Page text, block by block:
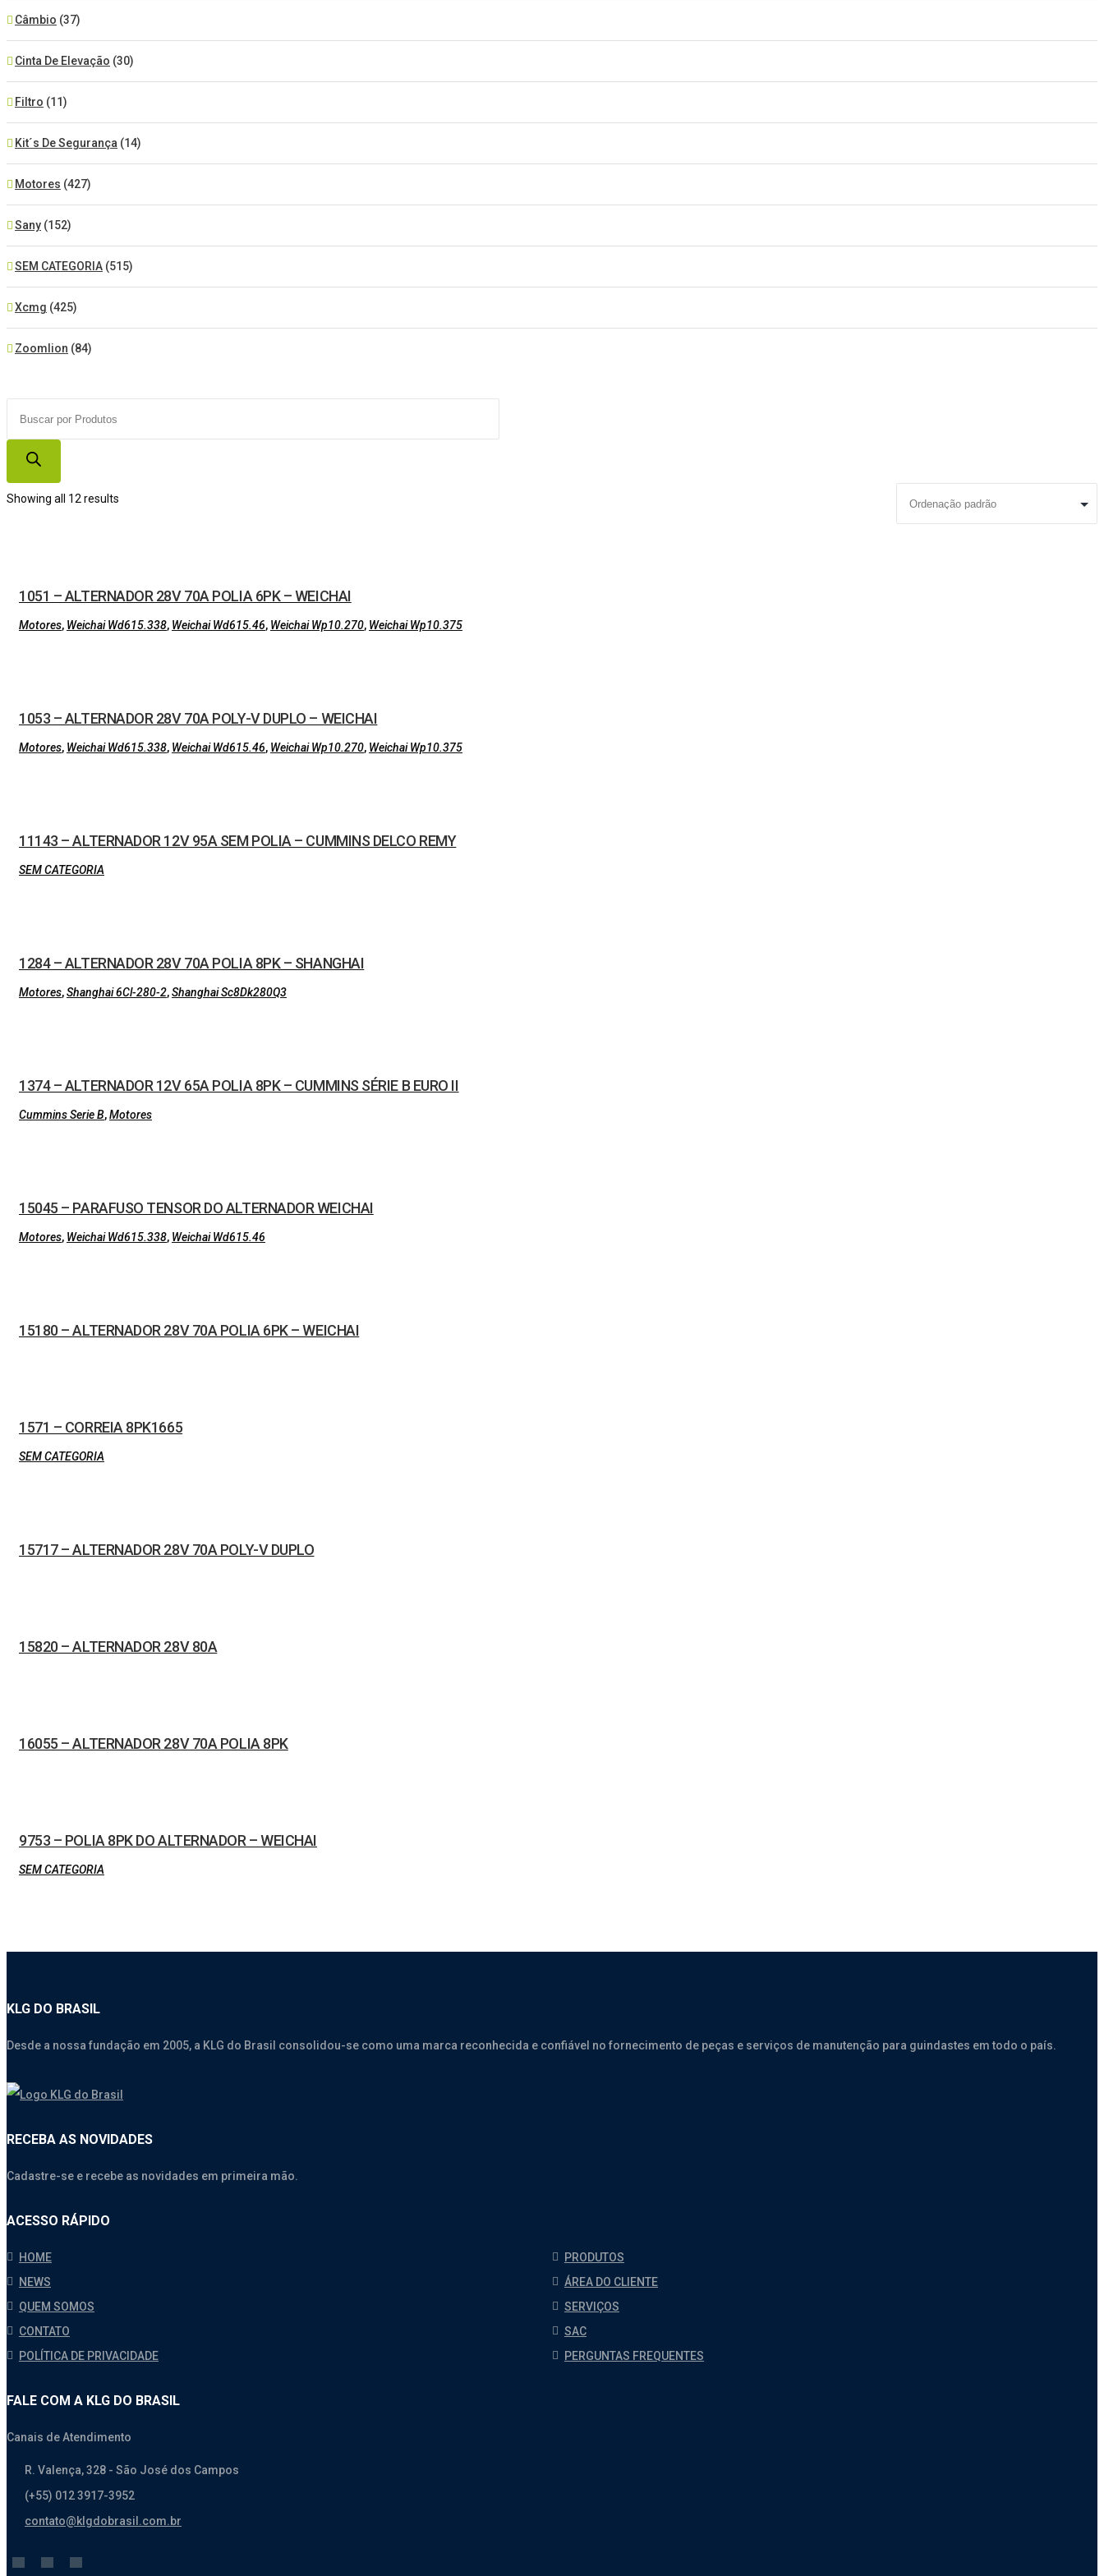
Câmbio (37)
Cinta De Elevação (30)
Filtro (11)
Kit´s De Segurança (14)
Motores (427)
Sany (152)
SEM CATEGORIA (515)
Xcmg (425)
Zoomlion (84)
Showing all 12 results
1051 – ALTERNADOR 28V 70A POLIA 6PK – WEICHAI
Motores, Weichai Wd615.338, Weichai Wd615.46, Weichai Wp10.270, Weichai Wp10.375
1053 – ALTERNADOR 28V 70A POLY-V DUPLO – WEICHAI
Motores, Weichai Wd615.338, Weichai Wd615.46, Weichai Wp10.270, Weichai Wp10.375
11143 – ALTERNADOR 12V 95A SEM POLIA – CUMMINS DELCO REMY
SEM CATEGORIA
1284 – ALTERNADOR 28V 70A POLIA 8PK – SHANGHAI
Motores,Shanghai 6Cl-280-2,Shanghai Sc8Dk280Q3
1374 – ALTERNADOR 12V 65A POLIA 8PK – CUMMINS SÉRIE B EURO II
Cummins Serie B,Motores
15045 – PARAFUSO TENSOR DO ALTERNADOR WEICHAI
Motores, Weichai Wd615.338, Weichai Wd615.46
15180 – ALTERNADOR 28V 70A POLIA 6PK – WEICHAI
1571 – CORREIA 8PK1665
SEM CATEGORIA
15717 – ALTERNADOR 28V 70A POLY-V DUPLO
15820 – ALTERNADOR 28V 80A
16055 – ALTERNADOR 28V 70A POLIA 8PK
9753 – POLIA 8PK DO ALTERNADOR – WEICHAI
SEM CATEGORIA
KLG DO BRASIL
Desde a nossa fundação em 2005, a KLG do Brasil consolidou-se como uma marca reconhecida e confiável no fornecimento de peças e serviços de manutenção para guindastes em todo o país.
RECEBA AS NOVIDADES
Cadastre-se e recebe as novidades em primeira mão.
ACESSO RÁPIDO
HOME
PRODUTOS
NEWS
ÁREA DO CLIENTE
QUEM SOMOS
SERVIÇOS
CONTATO
SAC
POLÍTICA DE PRIVACIDADE
PERGUNTAS FREQUENTES
FALE COM A KLG DO BRASIL
Canais de Atendimento
R. Valença, 328 - São José dos Campos
(+55) 012 3917-3952
contato@klgdobrasil.com.br